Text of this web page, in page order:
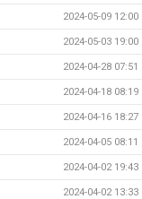
2024-05-09 12:00
2024-05-03 19:00
2024-04-28 07:51
2024-04-18 08:19
2024-04-16 18:27
2024-04-05 08:11
2024-04-02 19:43
2024-04-02 13:33